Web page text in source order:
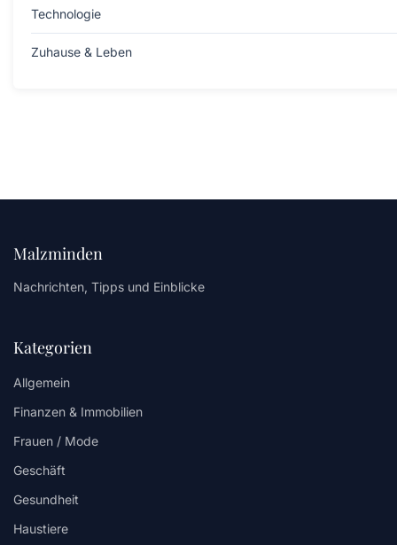
Technologie
Zuhause & Leben
Malzminden
Nachrichten, Tipps und Einblicke
Kategorien
Allgemein
Finanzen & Immobilien
Frauen / Mode
Geschäft
Gesundheit
Haustiere